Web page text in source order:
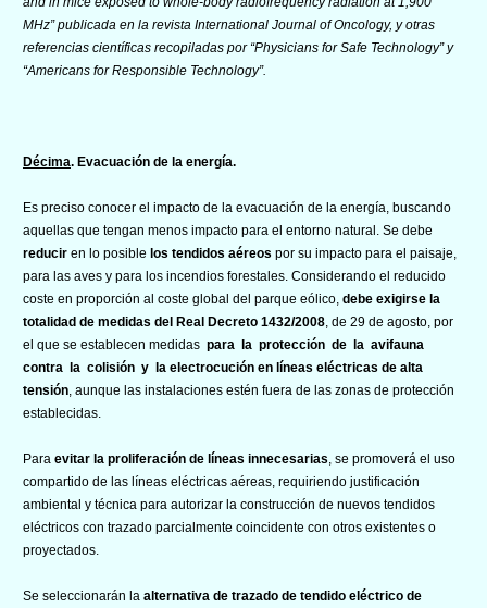
MHz” publicada en la revista International Journal of Oncology, y otras
referencias científicas recopiladas por “Physicians for Safe Technology” y
“Americans for Responsible Technology”.
Décima. Evacuación de la energía.
Es preciso conocer el impacto de la evacuación de la energía, buscando
aquellas que tengan menos impacto para el entorno natural. Se debe
reducir en lo posible los tendidos aéreos por su impacto para el paisaje,
para las aves y para los incendios forestales. Considerando el reducido
coste en proporción al coste global del parque eólico, debe exigirse la
totalidad de medidas del Real Decreto 1432/2008 , de 29 de agosto, por
el que se establecen medidas para la protección de la avifauna
contra la colisión y la electrocución en líneas eléctricas de alta
tensión , aunque las instalaciones estén fuera de las zonas de protección
establecidas.
Para evitar la proliferación de líneas innecesarias , se promoverá el uso
compartido de las líneas eléctricas aéreas, requiriendo justificación
ambiental y técnica para autorizar la construcción de nuevos tendidos
eléctricos con trazado parcialmente coincidente con otros existentes o
proyectados.
Se seleccionarán la alternativa de trazado de tendido eléctrico de